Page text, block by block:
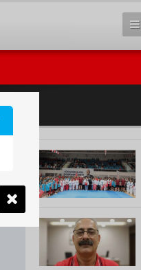
Vali Mustafa Yavuz: